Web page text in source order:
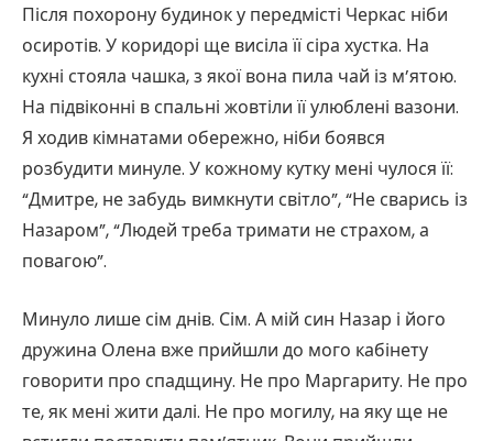
Після похорону будинок у передмісті Черкас ніби
осиротів. У коридорі ще висіла її сіра хустка. На
кухні стояла чашка, з якої вона пила чай із м’ятою.
На підвіконні в спальні жовтіли її улюблені вазони.
Я ходив кімнатами обережно, ніби боявся
розбудити минуле. У кожному кутку мені чулося її:
“Дмитре, не забудь вимкнути світло”, “Не сварись із
Назаром”, “Людей треба тримати не страхом, а
повагою”.
Минуло лише сім днів. Сім. А мій син Назар і його
дружина Олена вже прийшли до мого кабінету
говорити про спадщину. Не про Маргариту. Не про
те, як мені жити далі. Не про могилу, на яку ще не